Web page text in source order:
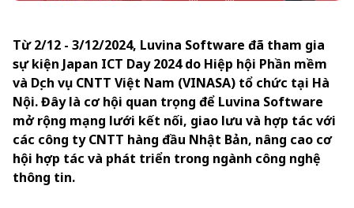
Từ 2/12 - 3/12/2024, Luvina Software đã tham gia
sự kiện Japan ICT Day 2024 do Hiệp hội Phần mềm
và Dịch vụ CNTT Việt Nam (VINASA) tổ chức tại Hà
Nội. Đây là cơ hội quan trọng để Luvina Software
mở rộng mạng lưới kết nối, giao lưu và hợp tác với
các công ty CNTT hàng đầu Nhật Bản, nâng cao cơ
hội hợp tác và phát triển trong ngành công nghệ
thông tin.